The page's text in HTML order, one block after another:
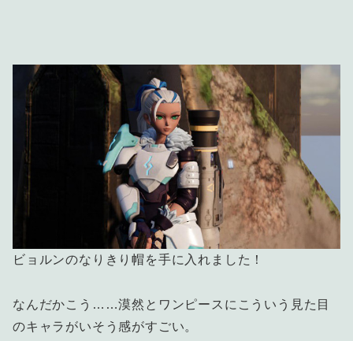
ビョルンのなりきり帽を手に入れました！
なんだかこう……漠然とワンピースにこういう見た目
のキャラがいそう感がすごい。